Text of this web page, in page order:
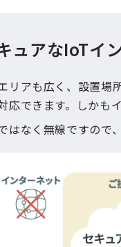
ュアなIoTイ
リアも広く、設置場
応できます。しかも
はなく無線ですので